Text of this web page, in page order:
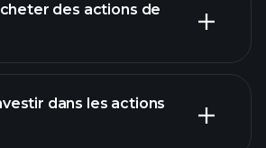
financiers
des actions de
dans les actions